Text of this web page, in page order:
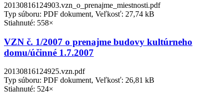
20130816124903.vzn_o_prenajme_miestnosti.pdf
Typ súboru: PDF dokument, Veľkosť: 27,74 kB
Stiahnuté: 558×
VZN č. 1/2007 o prenajme budovy kultúrneho
domu/účinné 1.7.2007
20130816124925.vzn.pdf
Typ súboru: PDF dokument, Veľkosť: 26,81 kB
Stiahnuté: 524×